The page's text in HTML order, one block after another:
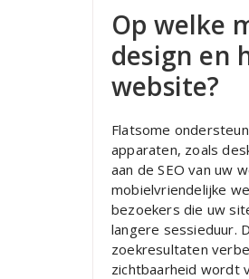
Op welke
design en
website?
Flatsome
apparaten, zoals
aan de SEO van uw
mobielvriendelijke
bezoekers die uw
langere sessieduur.
zoekresultaten
zichtbaarheid wordt